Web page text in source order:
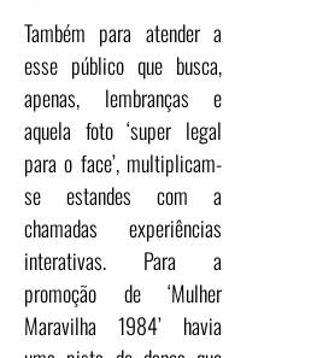
Também para atender a
esse público que busca,
apenas, lembranças e
aquela foto ‘super legal
para o face’, multiplicam-
se estandes com a
chamadas experiências
interativas. Para a
promoção de ‘Mulher
Maravilha 1984’ havia